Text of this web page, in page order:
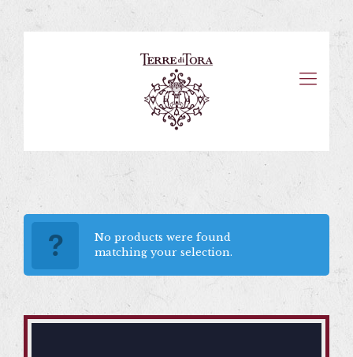
No products were found
matching your selection.